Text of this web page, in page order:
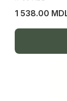
1 538.00